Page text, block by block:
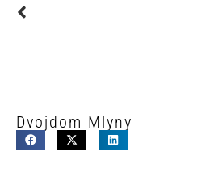
Dvojdom Mlyny